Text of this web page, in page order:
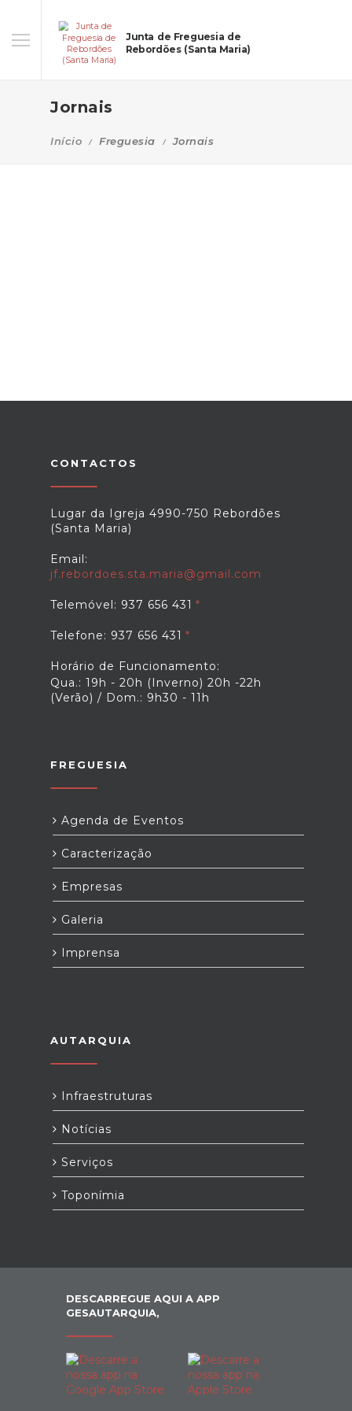
Junta de Freguesia de
Rebordões (Santa Maria)
Jornais
Início Freguesia Jornais
CONTACTOS
Lugar da Igreja 4990-750 Rebordões
(Santa Maria)
Email:
jf.rebordoes.sta.maria@gmail.com
Telemóvel: 937 656 431
Telefone: 937 656 431
Horário de Funcionamento:
Qua.: 19h - 20h (Inverno) 20h -22h
(Verão) / Dom.: 9h30 - 11h
FREGUESIA
Agenda de Eventos
Caracterização
Empresas
Galeria
Imprensa
AUTARQUIA
Infraestruturas
Notícias
Serviços
Toponímia
DESCARREGUE AQUI A APP
GESAUTARQUIA,